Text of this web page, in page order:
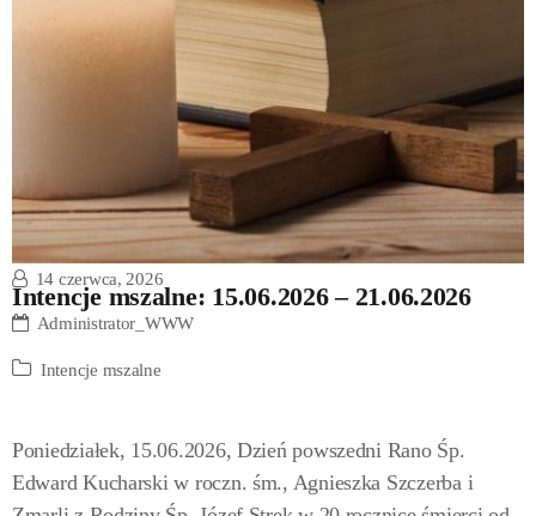
Intencje mszalne: 15.06.2026 – 21.06.2026
14 czerwca, 2026
Administrator_WWW
Intencje mszalne
Poniedziałek, 15.06.2026, Dzień powszedni Rano Śp.
Edward Kucharski w roczn. śm., Agnieszka Szczerba i